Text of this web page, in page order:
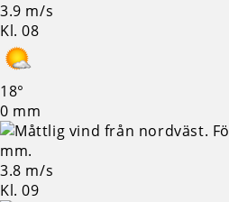
3.9 m/s
Kl. 08
18°
0 mm
3.8 m/s
Kl. 09